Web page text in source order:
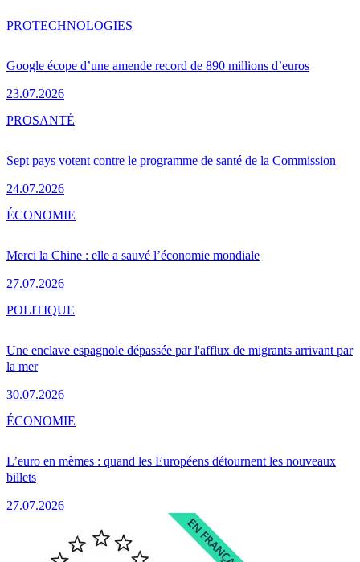
Google écope d’une amende record de 890 millions d’euros
23.07.2026
PROTECHNOLOGIES
Sept pays votent contre le programme de santé de la Commission
24.07.2026
PROSANTÉ
Merci la Chine : elle a sauvé l’économie mondiale
27.07.2026
ÉCONOMIE
Une enclave espagnole dépassée par l'afflux de migrants arrivant par
la mer
30.07.2026
POLITIQUE
L’euro en mèmes : quand les Européens détournent les nouveaux
billets
27.07.2026
ÉCONOMIE